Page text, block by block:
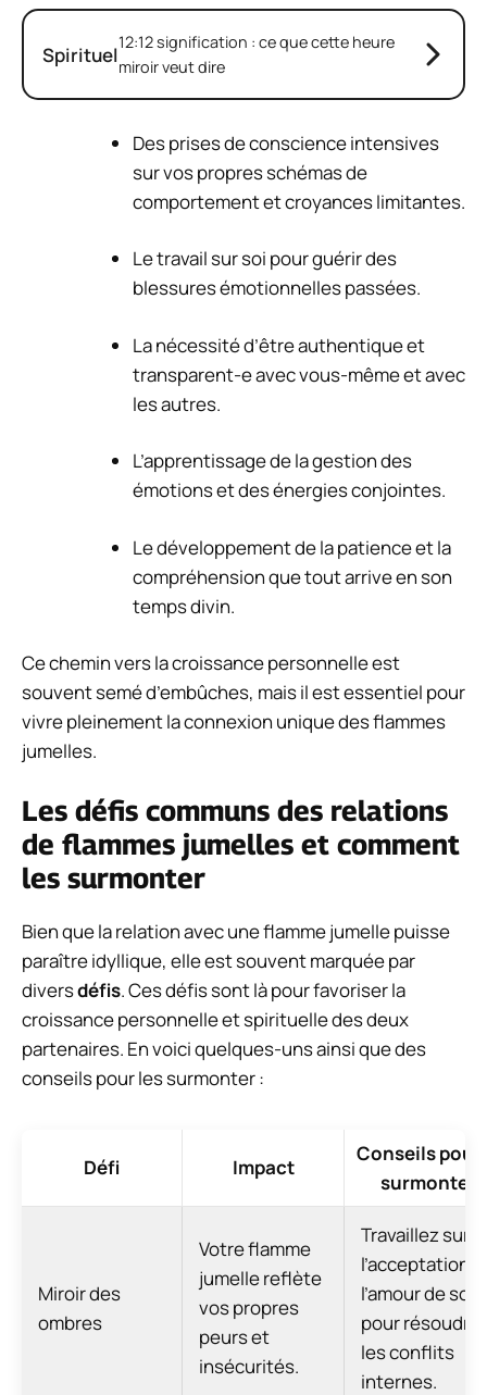
Spirituel12:12 signification : ce que cette heure
miroir veut dire
Des prises de conscience intensives
sur vos propres schémas de
comportement et croyances limitantes.
Le travail sur soi pour guérir des
blessures émotionnelles passées.
La nécessité d’être authentique et
transparent-e avec vous-même et avec
les autres.
L’apprentissage de la gestion des
émotions et des énergies conjointes.
Le développement de la patience et la
compréhension que tout arrive en son
temps divin.
Ce chemin vers la croissance personnelle est
souvent semé d’embûches, mais il est essentiel pour
vivre pleinement la connexion unique des flammes
jumelles.
Les défis communs des relations
de flammes jumelles et comment
les surmonter
Bien que la relation avec une flamme jumelle puisse
paraître idyllique, elle est souvent marquée par
diversdéfis. Ces défis sont là pour favoriser la
croissance personnelle et spirituelle des deux
partenaires. En voici quelques-uns ainsi que des
conseils pour les surmonter :
Défi Impact
Conseils pour
surmonter
Miroir des
ombres
Votre flamme
jumelle reflète
vos propres
peurs et
insécurités.
Travaillez sur
l’acceptation
l’amour de soi
pour résoudre
les conflits
internes.